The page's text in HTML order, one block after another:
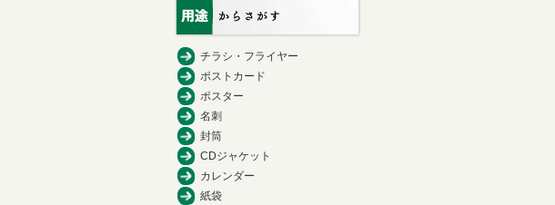
チラシ・フライヤー
ポストカード
ポスター
名刺
封筒
CDジャケット
カレンダー
紙袋